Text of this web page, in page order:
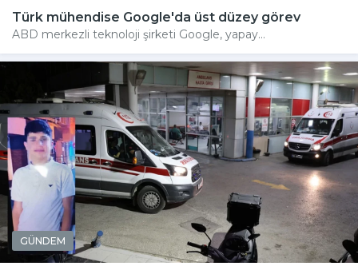
Türk mühendise Google'da üst düzey görev
ABD merkezli teknoloji şirketi Google, yapay...
GÜNDEM